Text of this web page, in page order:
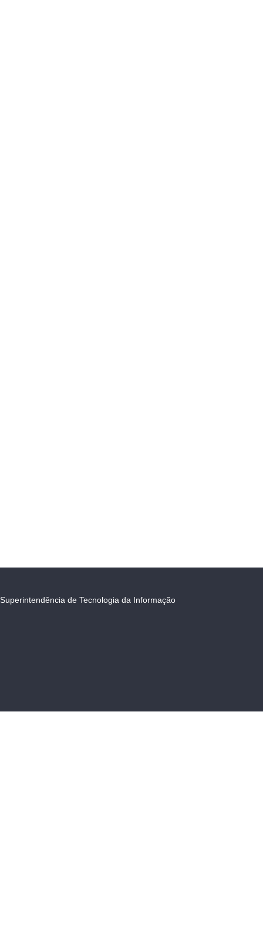
Superintendência de Tecnologia da Informação